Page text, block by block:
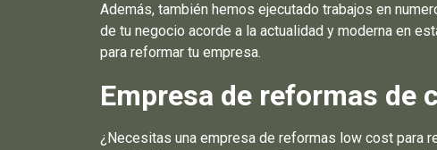
Además, también hemos ejecutado trabajos en
de tu negocio acorde a la actualidad y moderna en
para reformar tu empresa.
Empresa de reformas de
¿Necesitas una empresa de reformas low cost para